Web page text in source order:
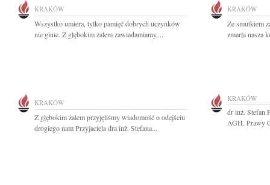
KRAKÓW
Wszystko umiera, tylko pamięć dobrych uczynków
nie ginie. Z głębokim żalem zawiadamiamy,...
KRAKÓW
Ze smutkiem
zmarła nasza
KRAKÓW
Z głębokim żalem przyjęliśmy wiadomość o odejściu
drogiego nam Przyjaciela dra inż. Stefana...
KRAKÓW
dr inż. Stefan
AGH. Prawy